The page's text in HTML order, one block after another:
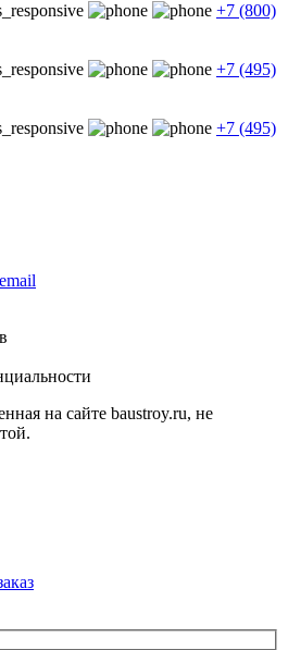
+7 (800)
+7 (495)
+7 (495)
на сайте baustroy.ru, не